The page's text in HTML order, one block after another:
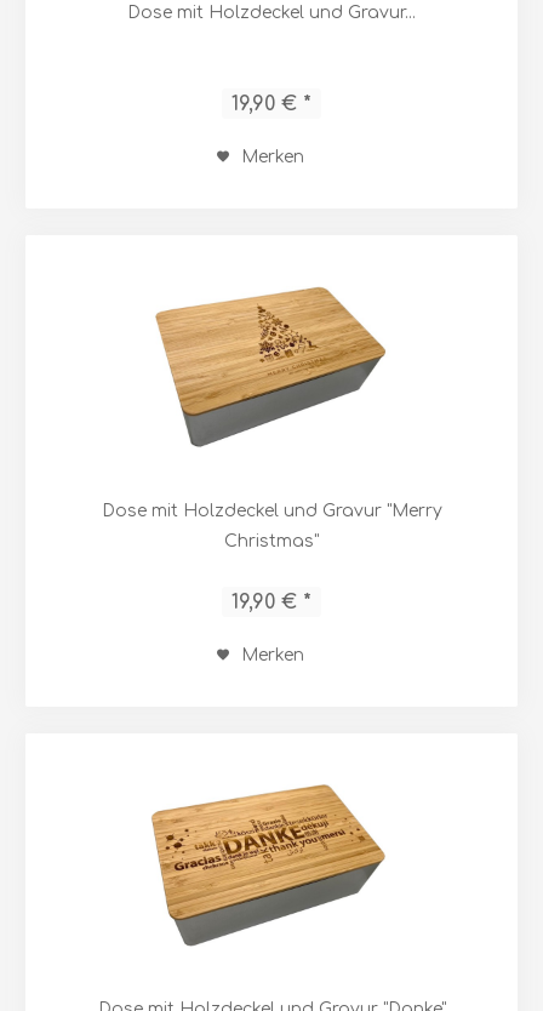
Dose mit Holzdeckel und Gravur...
19,90 € *
Merken
Dose mit Holzdeckel und Gravur "Merry
Christmas"
19,90 € *
Merken